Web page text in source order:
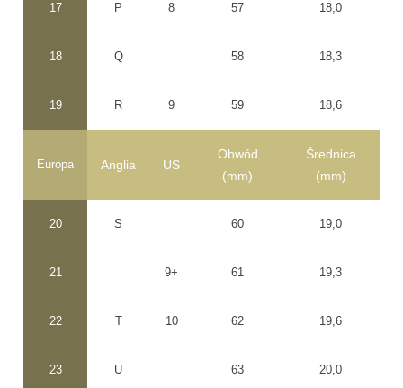
17 P 8 57 18,0
18 Q 58 18,3
19 R 9 59 18,6
Europa Anglia US
Obwód
(mm)
Średnica
(mm)
20 S 60 19,0
21 9+ 61 19,3
22 T 10 62 19,6
23 U 63 20,0